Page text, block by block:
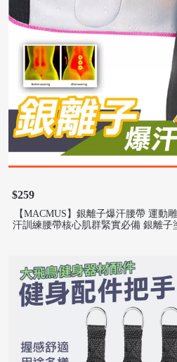
【MACMUS】銀離子爆汗腰帶 運動
汗訓練腰帶核心肌群緊實必備 銀離子
$259